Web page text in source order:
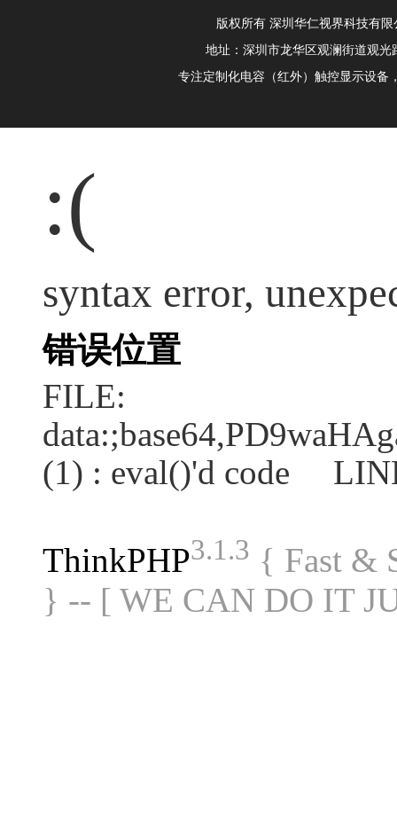
版权所有 深圳华仁视界科技有限
地址：深圳市龙华区观澜街道观光
专注定制化电容（红外）触控显示设
:(
syntax error,
错误位置
FILE:
(1) : eval()'d code
ThinkPHP3.1.3 { Fast &
} -- [ WE CAN DO IT